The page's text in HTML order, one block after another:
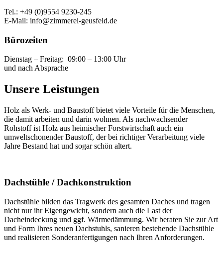
Tel.: +49 (0)9554 9230-245
E-Mail: info@zimmerei-geusfeld.de
Bürozeiten
Dienstag – Freitag: 09:00 – 13:00 Uhr
und nach Absprache
Unsere Leistungen
Holz als Werk- und Baustoff bietet viele Vorteile für die Menschen,
die damit arbeiten und darin wohnen. Als nachwachsender
Rohstoff ist Holz aus heimischer Forstwirtschaft auch ein
umweltschonender Baustoff, der bei richtiger Verarbeitung viele
Jahre Bestand hat und sogar schön altert.
Dachstühle / Dachkonstruktion
Dachstühle bilden das Tragwerk des gesamten Daches und tragen
nicht nur ihr Eigengewicht, sondern auch die Last der
Dacheindeckung und ggf. Wärmedämmung. Wir beraten Sie zur Art
und Form Ihres neuen Dachstuhls, sanieren bestehende Dachstühle
und realisieren Sonderanfertigungen nach Ihren Anforderungen.